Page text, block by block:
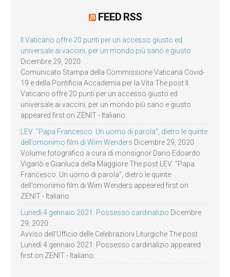
FEED RSS
Il Vaticano offre 20 punti per un accesso giusto ed
universale ai vaccini, per un mondo più sano e giusto
Dicembre 29, 2020
Comunicato Stampa della Commissione Vaticana Covid-
19 e della Pontificia Accademia per la Vita The post Il
Vaticano offre 20 punti per un accesso giusto ed
universale ai vaccini, per un mondo più sano e giusto
appeared first on ZENIT - Italiano.
LEV: “Papa Francesco. Un uomo di parola”, dietro le quinte
dell’omonimo film di Wim Wenders Dicembre 29, 2020
Volume fotografico a cura di monsignor Dario Edoardo
Viganò e Gianluca della Maggiore The post LEV: “Papa
Francesco. Un uomo di parola”, dietro le quinte
dell’omonimo film di Wim Wenders appeared first on
ZENIT - Italiano.
Lunedì 4 gennaio 2021: Possesso cardinalizio Dicembre
29, 2020
Avviso dell’Ufficio delle Celebrazioni Liturgiche The post
Lunedì 4 gennaio 2021: Possesso cardinalizio appeared
first on ZENIT - Italiano.